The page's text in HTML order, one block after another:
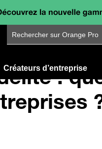
Rechercher sur Orange Pro
Créateurs d’entreprise
: